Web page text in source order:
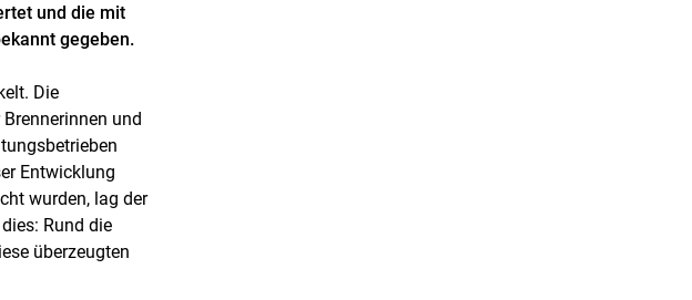
und die mit
gegeben.
Die
und
Entwicklung
wurden, lag der
Rund die
überzeugten